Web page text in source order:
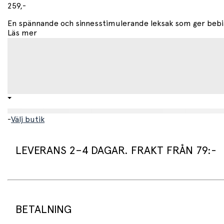
• Får ej torktumlas
259,-
En spännande och sinnesstimulerande leksak som ger
Läs mer
-Välj butik
LEVERANS 2–4 DAGAR. FRAKT FRÅN 79:-
Standard leveranstid för varor som finns i lager är 2–4 dagar.
BETALNING